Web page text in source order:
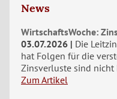
News
WirtschaftsWoche:
03.07.2026
Die
hat Folgen für die
Zinsverluste sind nicht
Zum Artikel